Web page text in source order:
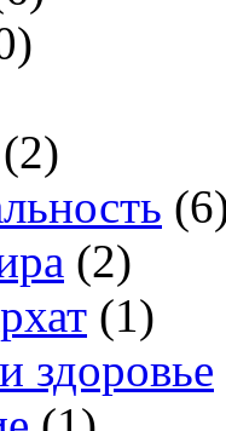
(2)
(2)
(1)
здоровье